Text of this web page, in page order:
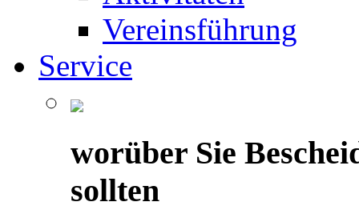
Vereinsführung
Service
worüber Sie
sollten